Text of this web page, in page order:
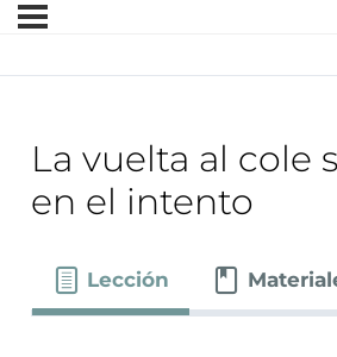
La vuelta al cole
en el intento
Lección